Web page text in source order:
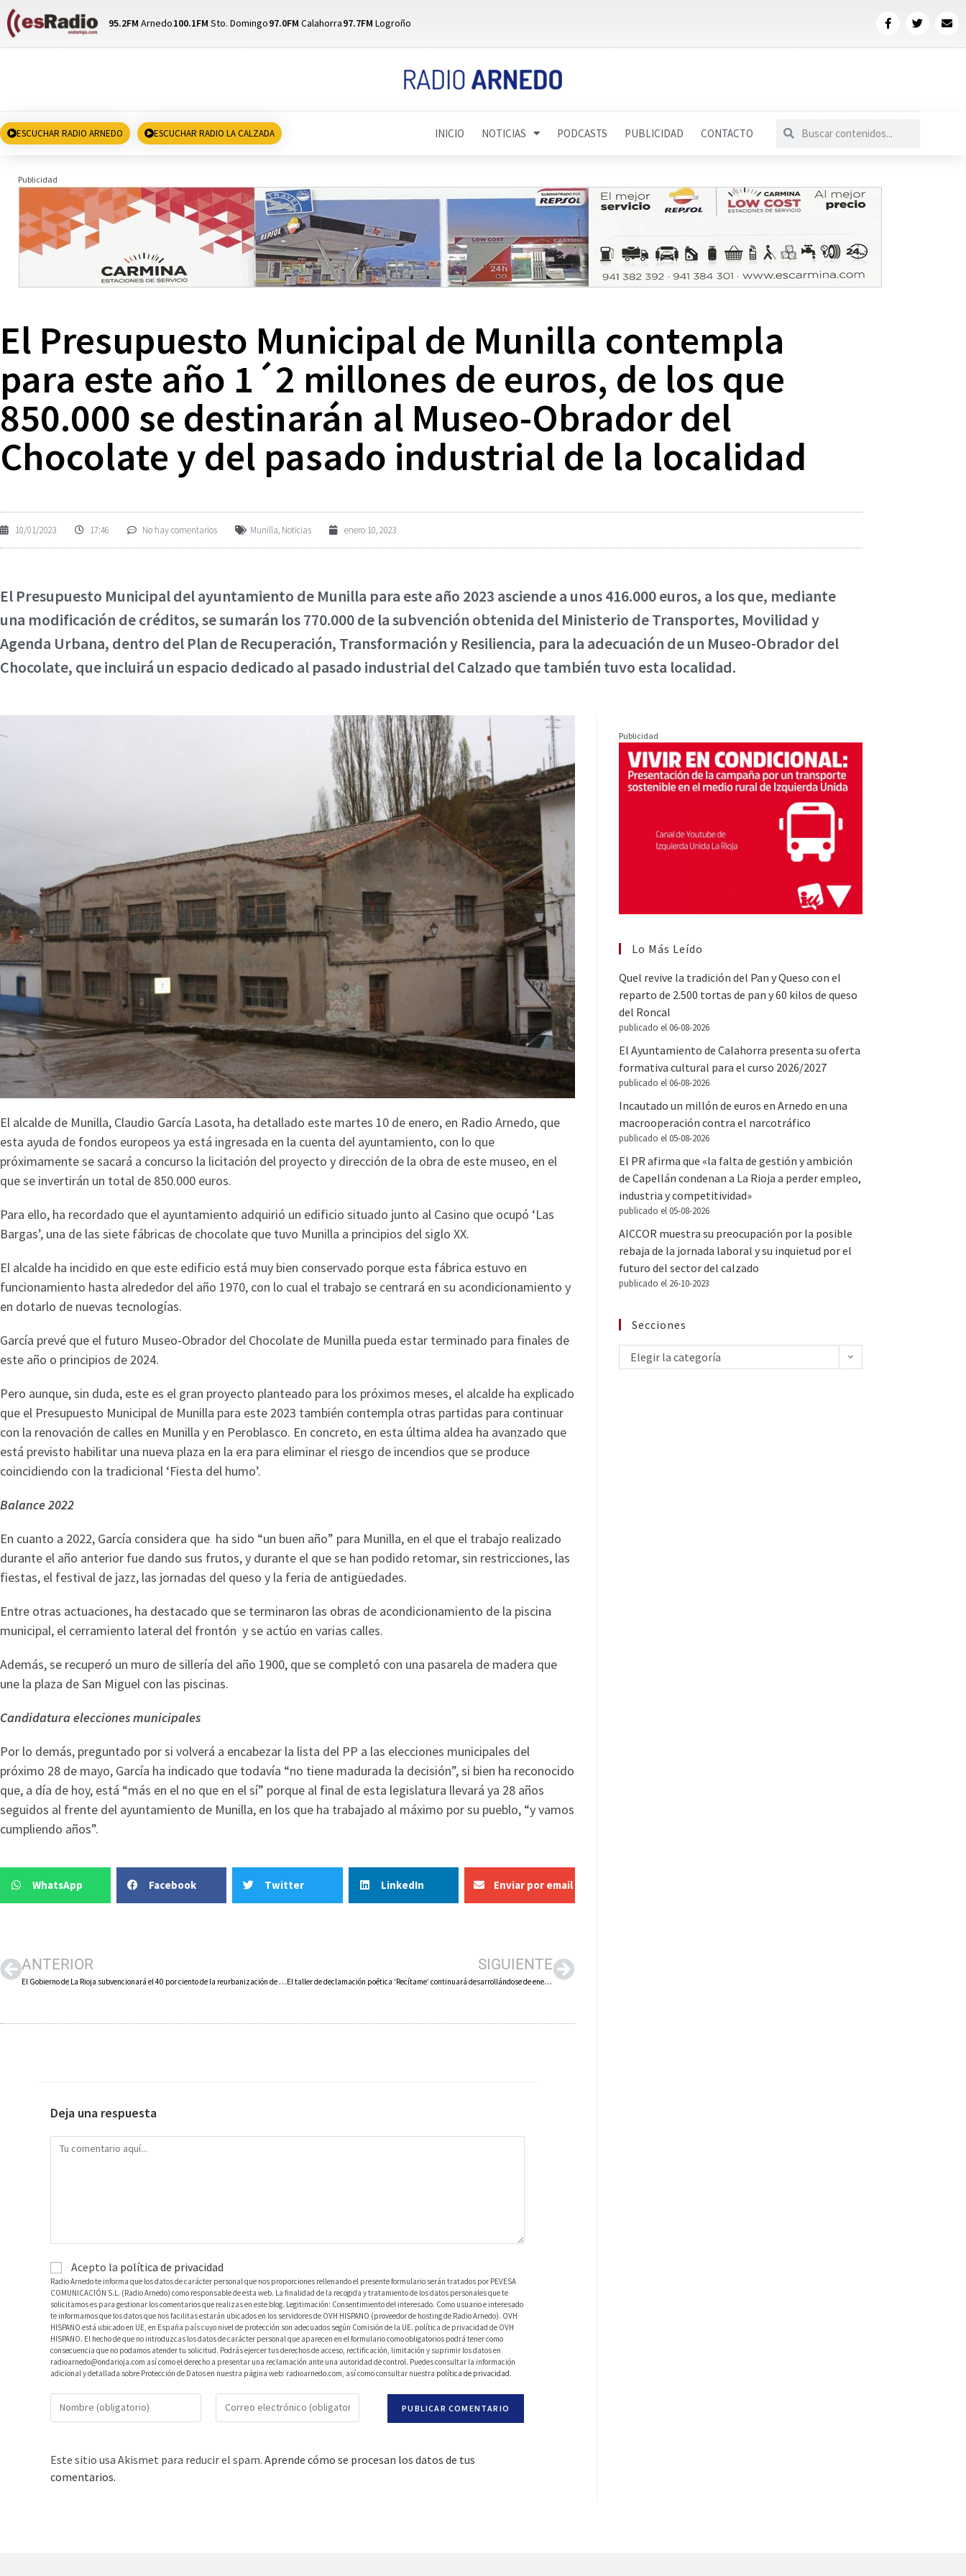
95.2FM Arnedo100.1FM Sto. Domingo97.0FM Calahorra97.7FM Logroño
ESCUCHAR RADIO ARNEDO ESCUCHAR RADIO LA CALZADA INICIO NOTICIAS PODCASTS PUBLICIDAD CONTACTO
Publicidad
El Presupuesto Municipal de Munilla contempla
para este año 1´2 millones de euros, de los que
850.000 se destinarán al Museo-Obrador del
Chocolate y del pasado industrial de la localidad
10/01/2023 17:46 No hay comentarios Munilla, Noticias enero 10, 2023
El Presupuesto Municipal del ayuntamiento de Munilla para este año 2023 asciende a unos 416.000 euros, a los que, mediante
una modificación de créditos, se sumarán los 770.000 de la subvención obtenida del Ministerio de Transportes, Movilidad y
Agenda Urbana, dentro del Plan de Recuperación, Transformación y Resiliencia, para la adecuación de un Museo-Obrador del
Chocolate, que incluirá un espacio dedicado al pasado industrial del Calzado que también tuvo esta localidad.
El alcalde de Munilla, Claudio García Lasota, ha detallado este martes 10 de enero, en Radio Arnedo, que
esta ayuda de fondos europeos ya está ingresada en la cuenta del ayuntamiento, con lo que
próximamente se sacará a concurso la licitación del proyecto y dirección de la obra de este museo, en el
que se invertirán un total de 850.000 euros.
Para ello, ha recordado que el ayuntamiento adquirió un edificio situado junto al Casino que ocupó ‘Las
Bargas’, una de las siete fábricas de chocolate que tuvo Munilla a principios del siglo XX.
El alcalde ha incidido en que este edificio está muy bien conservado porque esta fábrica estuvo en
funcionamiento hasta alrededor del año 1970, con lo cual el trabajo se centrará en su acondicionamiento y
en dotarlo de nuevas tecnologías.
García prevé que el futuro Museo-Obrador del Chocolate de Munilla pueda estar terminado para finales de
este año o principios de 2024.
Pero aunque, sin duda, este es el gran proyecto planteado para los próximos meses, el alcalde ha explicado
que el Presupuesto Municipal de Munilla para este 2023 también contempla otras partidas para continuar
con la renovación de calles en Munilla y en Peroblasco. En concreto, en esta última aldea ha avanzado que
está previsto habilitar una nueva plaza en la era para eliminar el riesgo de incendios que se produce
coincidiendo con la tradicional ‘Fiesta del humo’.
Balance 2022
En cuanto a 2022, García considera que ha sido “un buen año” para Munilla, en el que el trabajo realizado
durante el año anterior fue dando sus frutos, y durante el que se han podido retomar, sin restricciones, las
fiestas, el festival de jazz, las jornadas del queso y la feria de antigüedades.
Entre otras actuaciones, ha destacado que se terminaron las obras de acondicionamiento de la piscina
municipal, el cerramiento lateral del frontón y se actúo en varias calles.
Además, se recuperó un muro de sillería del año 1900, que se completó con una pasarela de madera que
une la plaza de San Miguel con las piscinas.
Candidatura elecciones municipales
Por lo demás, preguntado por si volverá a encabezar la lista del PP a las elecciones municipales del
próximo 28 de mayo, García ha indicado que todavía “no tiene madurada la decisión”, si bien ha reconocido
que, a día de hoy, está “más en el no que en el sí” porque al final de esta legislatura llevará ya 28 años
seguidos al frente del ayuntamiento de Munilla, en los que ha trabajado al máximo por su pueblo, “y vamos
cumpliendo años”.
WhatsApp Facebook Twitter LinkedIn Enviar por email
ANTERIOR
El Gobierno de La Rioja subvencionará el 40 por ciento de la reurbanización de las calles San Antón y otras cinco adyacentes de Alfaro
SIGUIENTE
El taller de declamación poética ‘Recítame’ continuará desarrollándose de enero a junio de este año en Arnedo
Deja una respuesta
Acepto la política de privacidad
Radio Arnedo te informa que los datos de carácter personal que nos proporciones rellenando el presente formulario serán tratados por PEVESA
COMUNICACIÓN S.L. (Radio Arnedo) como responsable de esta web. La finalidad de la recogida y tratamiento de los datos personales que te
solicitamos es para gestionar los comentarios que realizas en este blog. Legitimación: Consentimiento del interesado. Como usuario e interesado
te informamos que los datos que nos facilitas estarán ubicados en los servidores de OVH HISPANO (proveedor de hosting de Radio Arnedo). OVH
HISPANO está ubicado en UE, en España país cuyo nivel de protección son adecuados según Comisión de la UE. política de privacidad de OVH
HISPANO. El hecho de que no introduzcas los datos de carácter personal que aparecen en el formulario como obligatorios podrá tener como
consecuencia que no podamos atender tu solicitud. Podrás ejercer tus derechos de acceso, rectificación, limitación y suprimir los datos en
radioarnedo@ondarioja.com así como el derecho a presentar una reclamación ante una autoridad de control. Puedes consultar la información
adicional y detallada sobre Protección de Datos en nuestra página web: radioarnedo.com, así como consultar nuestra política de privacidad.
Este sitio usa Akismet para reducir el spam. Aprende cómo se procesan los datos de tus
comentarios.
Publicidad
Lo Más Leído
Quel revive la tradición del Pan y Queso con el
reparto de 2.500 tortas de pan y 60 kilos de queso
del Roncal
publicado el 06-08-2026
El Ayuntamiento de Calahorra presenta su oferta
formativa cultural para el curso 2026/2027
publicado el 06-08-2026
Incautado un millón de euros en Arnedo en una
macrooperación contra el narcotráfico
publicado el 05-08-2026
El PR afirma que «la falta de gestión y ambición
de Capellán condenan a La Rioja a perder empleo,
industria y competitividad»
publicado el 05-08-2026
AICCOR muestra su preocupación por la posible
rebaja de la jornada laboral y su inquietud por el
futuro del sector del calzado
publicado el 26-10-2023
Secciones
Elegir la categoría